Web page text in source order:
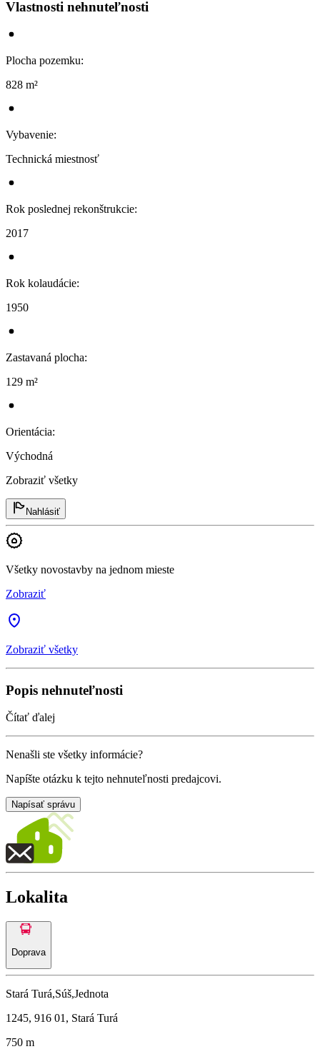
Vlastnosti nehnuteľnosti
Plocha pozemku:
828 m²
Vybavenie:
Technická miestnosť
Rok poslednej rekonštrukcie:
2017
Rok kolaudácie:
1950
Zastavaná plocha:
129 m²
Orientácia:
Východná
Zobraziť všetky
Nahlásiť
Všetky novostavby na jednom mieste
Zobraziť
Zobraziť všetky
Popis nehnuteľnosti
Čítať ďalej
Nenašli ste všetky informácie?
Napíšte otázku k tejto nehnuteľnosti predajcovi.
Napísať správu
Lokalita
Doprava
Stará Turá,Súš,Jednota
1245, 916 01, Stará Turá
750 m